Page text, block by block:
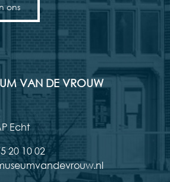
ons
VAN DE VROUW
Echt
20 10 02